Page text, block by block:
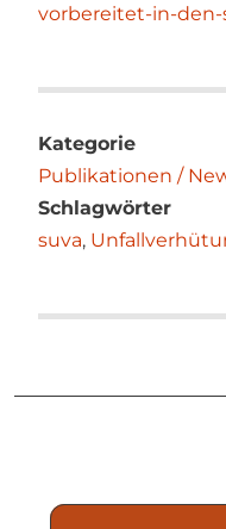
vorbereitet-in-den-
Kategorie
Publikationen /
Schlagwörter
suva,